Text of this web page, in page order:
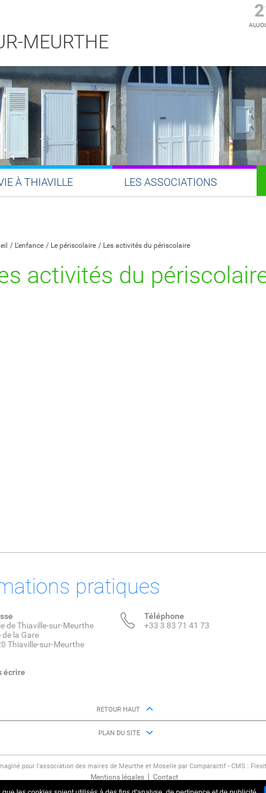
MEURTHE
À THIAVILLE LES ASSOCIATIONS
L'enfance Le périscolaire Les activités du périscolaire
activités du
pratiques
de Thiaville-sur-Meurthe
de la Gare
Thiaville-sur-Meurthe
écrire
Téléphone
+33 3 83 71 41 73
RETOUR HAUT
PLAN DU SITE
pour l'association des maires de Meurthe et Moselle par Comparactif - CMS :
Mentions légales
Contact